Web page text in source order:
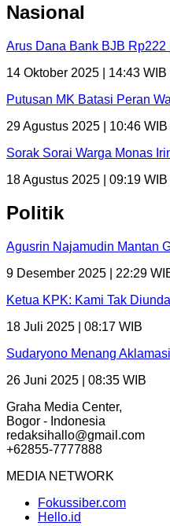
Nasional
Arus Dana Bank BJB
14 Oktober 2025 | 14:43 WIB
Putusan MK Batasi Peran
29 Agustus 2025 | 10:46 WIB
Sorak Sorai Warga Monas
18 Agustus 2025 | 09:19 WIB
Politik
Agusrin Najamudin Mantan
9 Desember 2025 | 22:29
Ketua KPK: Kami Tak
18 Juli 2025 | 08:17 WIB
Sudaryono Menang
26 Juni 2025 | 08:35 WIB
Graha Media Center,
Bogor - Indonesia
redaksihallo@gmail.com
+62855-7777888
MEDIA NETWORK
Fokussiber.com
Hello.id